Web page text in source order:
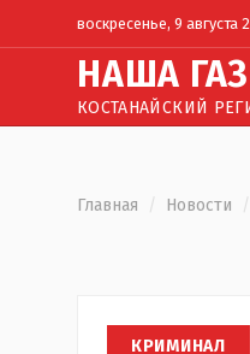
воскресенье, 9 августа
НАША Г
КОСТАНАЙСКИЙ
Главная / Новости /
КРИМИНАЛ